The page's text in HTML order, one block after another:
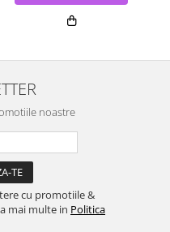
noastre
cu promotiile &
mai multe in Politica